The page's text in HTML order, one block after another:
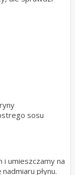
sosu
umieszczamy na
płynu.